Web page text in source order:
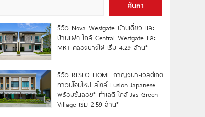
ค้นหา
รีวิว Nova Westgate บ้านเดี่ยว และ
บ้านแฝด ใกล้ Central Westgate และ
MRT คลองบางไผ่ เริ่ม 4.29 ล้าน*
รีวิว RESEO HOME กาญจนา-เวสต์เกต
ทาวน์โฮมใหม่ สไตล์ Fusion Japanese
พร้อมชั้นลอย* ทำเลดี ใกล้ Jas Green
Village เริ่ม 2.59 ล้าน*